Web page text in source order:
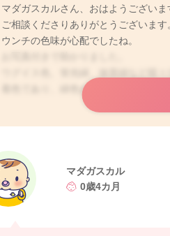
マダガスカルさん、おはようございま
ご相談くださりありがとうございます
ウンチの色味が心配でしたね。
着色であり、緑色がウイルス感染を
赤ちゃんの腸管は未熟なため、2、3
願いします🙇‍♂️
マダガスカル
0歳4カ月